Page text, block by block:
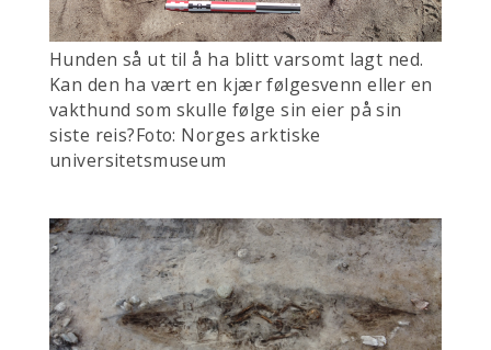
Hunden så ut til å ha blitt varsomt lagt ned.
Kan den ha vært en kjær følgesvenn eller en
vakthund som skulle følge sin eier på sin
siste reis?Foto: Norges arktiske
universitetsmuseum